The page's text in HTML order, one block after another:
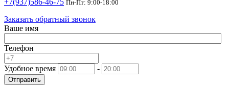
Пн-Пт: 9:00-18:00
Заказать обратный звонок
Ваше имя
Телефон
Удобное время -
Отправить